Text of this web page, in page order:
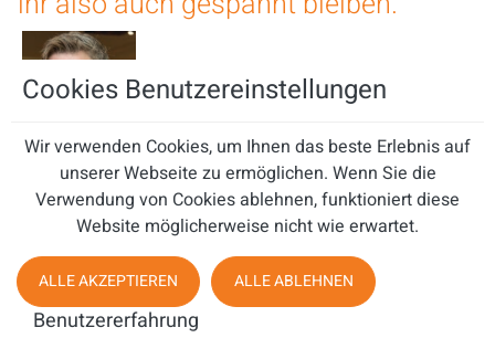
Gregor Knipper
Im Daily Business Managing Director Central Europe,
Middle East und Turkey bei Jabra. Privat verheiratet und
Vater von zwei erwachsenen Söhnen, Hobby-DJ und
hundebekloppt.
Cookies Benutzereinstellungen
Wir verwenden Cookies, um Ihnen das beste Erlebnis auf
unserer Webseite zu ermöglichen. Wenn Sie die
Verwendung von Cookies ablehnen, funktioniert diese
Website möglicherweise nicht wie erwartet.
ALLE AKZEPTIEREN ALLE ABLEHNEN
Benutzererfahrung